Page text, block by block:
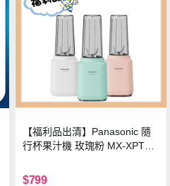
【福利品出清】Panasonic 隨
行杯果汁機 玫瑰粉 MX-XPT10
$799